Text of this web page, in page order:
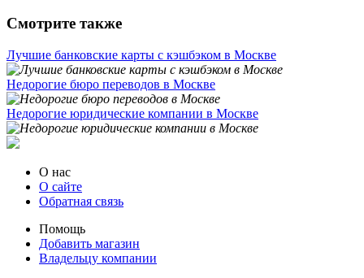
Смотрите также
Лучшие банковские карты с кэшбэком в Москве
Недорогие бюро переводов в Москве
Недорогие юридические компании в Москве
О нас
О сайте
Обратная связь
Помощь
Добавить магазин
Владельцу компании